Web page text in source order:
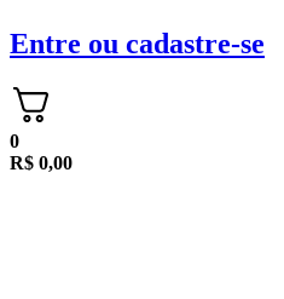
Entre ou cadastre-se
0
R$ 0,00